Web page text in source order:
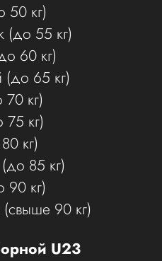
50 кг)
(до 55 кг)
60 кг)
65 кг)
кг)
кг)
кг)
85 кг)
90 кг)
90 кг)
U23